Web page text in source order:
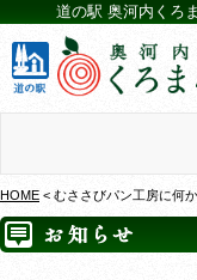
道の駅 奥河内くろ
HOME < むささびパン工房に何